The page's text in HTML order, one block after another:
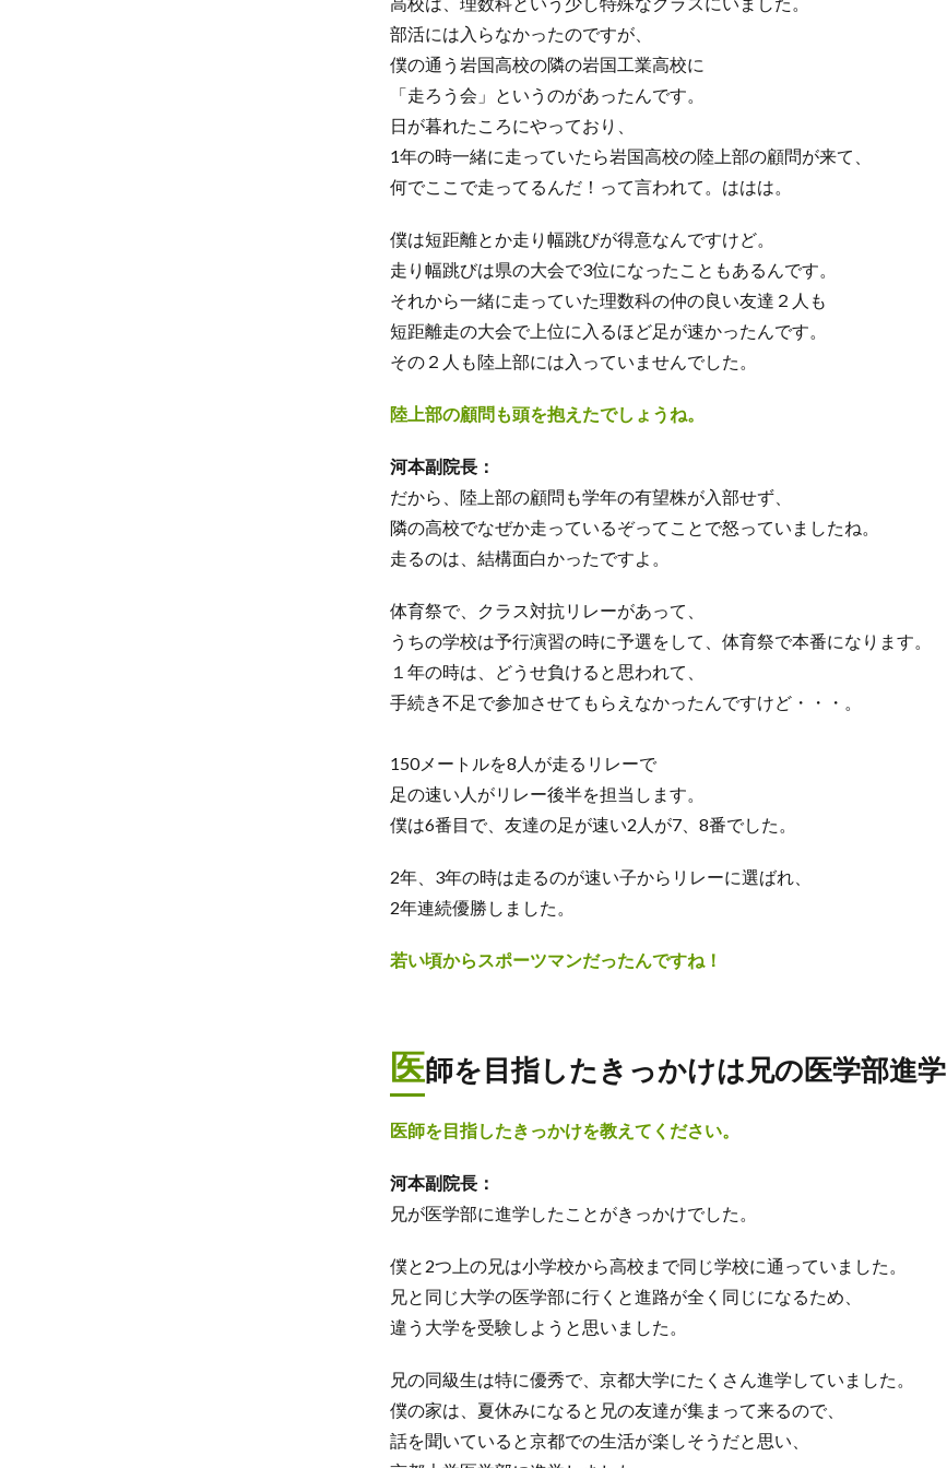
部活には入らなかったのですが、
僕の通う岩国高校の隣の岩国工業高校に
「走ろう会」というのがあったんです。
日が暮れたころにやっており、
1年の時一緒に走っていたら岩国高校の陸上部の顧問が来て、
何でここで走ってるんだ！って言われて。ははは。
僕は短距離とか走り幅跳びが得意なんですけど。
走り幅跳びは県の大会で3位になったこともあるんです。
それから一緒に走っていた理数科の仲の良い友達２人も
短距離走の大会で上位に入るほど足が速かったんです。
その２人も陸上部には入っていませんでした。
陸上部の顧問も頭を抱えたでしょうね。
河本副院長：
だから、陸上部の顧問も学年の有望株が入部せず、
隣の高校でなぜか走っているぞってことで怒っていましたね。
走るのは、結構面白かったですよ。
体育祭で、クラス対抗リレーがあって、
うちの学校は予行演習の時に予選をして、体育祭で本番になります。
１年の時は、どうせ負けると思われて、
手続き不足で参加させてもらえなかったんですけど・・・。
150メートルを8人が走るリレーで
足の速い人がリレー後半を担当します。
僕は6番目で、友達の足が速い2人が7、8番でした。
2年、3年の時は走るのが速い子からリレーに選ばれ、
2年連続優勝しました。
若い頃からスポーツマンだったんですね！
医師を目指したきっかけは兄の医学部進学
医師を目指したきっかけを教えてください。
河本副院長：
兄が医学部に進学したことがきっかけでした。
僕と2つ上の兄は小学校から高校まで同じ学校に通っていました。
兄と同じ大学の医学部に行くと進路が全く同じになるため、
違う大学を受験しようと思いました。
兄の同級生は特に優秀で、京都大学にたくさん進学していました。
僕の家は、夏休みになると兄の友達が集まって来るので、
話を聞いていると京都での生活が楽しそうだと思い、